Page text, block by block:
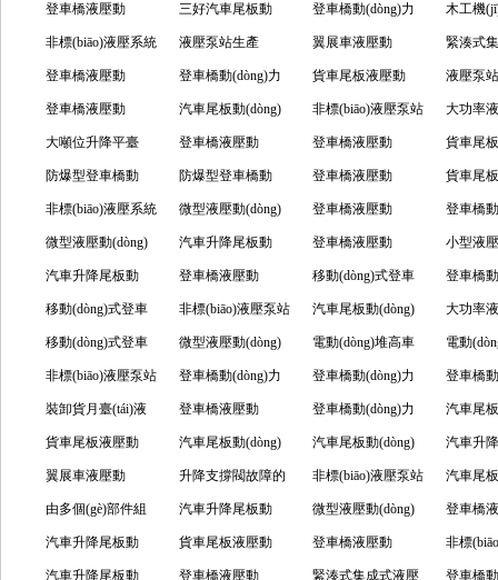
什么？ 心作用 心特征 (yīng)用
用型汽車尾板動
(dòng)力單元怎么
選擇？
(dòng)力單元有什
么功能？
(dòng)力單元的核
心要點(diǎn)
液壓閥
(guān)鍵
介紹
登車橋液壓動
(dòng)力單元的應
(yīng)用場景及技
術(shù)特點(diǎn)
三好汽車尾板動
(dòng)力單元的性
能特點(diǎn)
登車橋動(dòng)力
單元的壓力與速度
怎么調(diào)節
(jié)？
木工機
壓泵站
有哪些？
非標(biāo)液壓系統
(tǒng)的核心特點
(diǎn)及應(yīng)用
場景
液壓泵站生產
(chǎn)廠家怎么保
證產(chǎn)品質(zhì)
量
翼展車液壓動
(dòng)力單元的功
能及應(yīng)用優
(yōu)勢
緊湊式
泵站的
(diǎn)分
登車橋液壓動
(dòng)力單元的功
能怎樣
登車橋動(dòng)力
單元怎么調(diào)壓
力和速度，以及注
意事項(xiàng)
貨車尾板液壓動
(dòng)力單元購買
需要了解哪些要素
液壓泵
(chǎn)廠
率液壓
要素
登車橋液壓動
(dòng)力單元的工
作原理及功能
汽車尾板動(dòng)
力單元的各個(gè)
組成部分
非標(biāo)液壓泵站
的功能及特點(diǎn)
大功率
原理有
大噸位升降平臺
(tái)液壓泵站的作
用是什么
登車橋液壓動
(dòng)力單元的工
作原理及其組件
登車橋液壓動
(dòng)力單元的使
用知識(shí)點(diǎn)
貨車尾
(dòng)
的故障
防爆型登車橋動
(dòng)力單元的核
心特點(diǎn)
防爆型登車橋動
(dòng)力單元的核
心功能及結(jié)構
(gòu)
登車橋液壓動
(dòng)力單元工作
原理是怎樣的
貨車尾
(dòng)
心功能
(jié)構
非標(biāo)液壓系統
(tǒng)的特點(diǎn)
及功能
微型液壓動(dòng)
力單元的作用及特
點(diǎn)
登車橋液壓動
(dòng)力單元的主
要作用及組成部件
登車橋
單元的
(nèi)容
微型液壓動(dòng)
力單元的作用及選
型的要點(diǎn)
汽車升降尾板動
(dòng)力單元是怎
樣的設(shè)備
登車橋液壓動
(dòng)力單元需了
解的方面很多
小型液
作流程
汽車升降尾板動
(dòng)力單元的使
用及功能
登車橋液壓動
(dòng)力單元的組
成部件相關(guān)
介紹
移動(dòng)式登車
橋動(dòng)力單元
的功能及注意點
(diǎn)
登車橋
單元在
裝卸中
移動(dòng)式登車
橋動(dòng)力單
元：液壓系統
(tǒng)的功能及保
養(yǎng)
非標(biāo)液壓泵站
的特點(diǎn)及應
(yīng)用介紹
汽車尾板動(dòng)
力單元：其工作原
理、應(yīng)用場
景及維護(hù)保養
(yǎng)
大功率
工作流
移動(dòng)式登車
橋動(dòng)力單元
的組成部分有哪些
微型液壓動(dòng)
力單元的作用及選
型
電動(dòng)堆高車
專用動(dòng)力單
元的作用及相關
(guān)方面
電動
用液壓
作用
非標(biāo)液壓泵站
是什么，應(yīng)
用于哪些領(lǐng)
域？
登車橋動(dòng)力
單元的功能及工作
原理
登車橋動(dòng)力
單元的廣泛應
(yīng)用
登車橋
單元的
結(jié)構
裝卸貨月臺(tái)液
壓動(dòng)力單元
的組成部分
登車橋液壓動
(dòng)力單元的調
(diào)速怎么進(jìn)
行
登車橋動(dòng)力
單元的壓力和速度
調(diào)節(jié)
汽車尾
力單元
及其功能
貨車尾板液壓動
(dòng)力單元應
(yīng)用的相關
(guān)介紹
汽車尾板動(dòng)
力單元的具體參數
(shù)
汽車尾板動(dòng)
力單元的結(jié)構
(gòu)及原理
汽車升
(dòng)
壓系統
(guān)點
翼展車液壓動
(dòng)力單元使用
的相關(guān)方面
升降支撐閥故障的
處理方法
非標(biāo)液壓泵站
的注意事項(xiàng)
汽車尾
力單元
部件介紹
由多個(gè)部件組
成的貨車尾板液壓
動(dòng)力單元
汽車升降尾板動
(dòng)力單元用來
做什么，由哪些部
微型液壓動(dòng)
力單元應(yīng)用
及優(yōu)缺點
登車橋
(dòng)
用、原
汽車升降尾板動
(dòng)力單元的功
貨車尾板液壓動
(dòng)力單元是由
登車橋液壓動
(dòng)力單元的知
非標
的壓力
汽車升降尾板動 登車橋液壓動 緊湊式集成式液壓 登車橋